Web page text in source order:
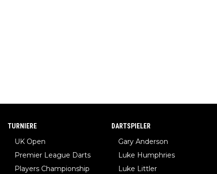
TURNIERE
UK Open
Premier League Darts
Players Championship
DARTSPIELER
Gary Anderson
Luke Humphries
Luke Littler